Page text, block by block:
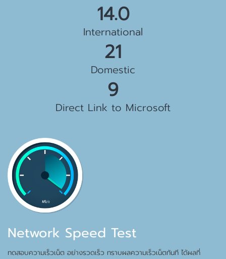
15.5 Gbps
International
23 Gbps
Domestic
10 Gbps
Direct Link to Microsoft
Network Speed Test
ทดสอบความเร็วเน็ต อย่างรวดเร็ว ทราบผลความเร็วเน็ตทันที ได้ผลที่